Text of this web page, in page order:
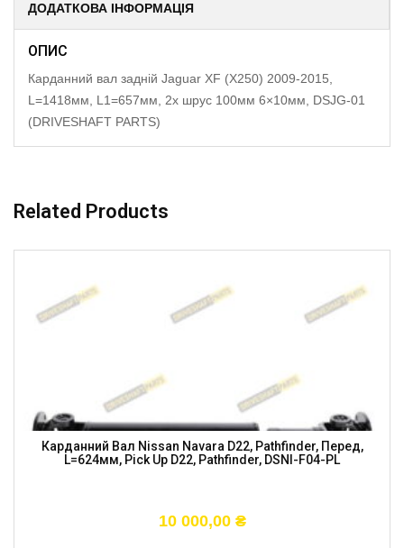
ДОДАТКОВА ІНФОРМАЦІЯ
ОПИС
Карданний вал задній Jaguar XF (X250) 2009-2015,
L=1418мм, L1=657мм, 2x шрус 100мм 6×10мм, DSJG-01
(DRIVESHAFT PARTS)
Related Products
Карданний Вал Nissan Navara D22, Pathfinder, Перед,
L=624мм, Pick Up D22, Pathfinder, DSNI-F04-PL
10 000,00 ₴